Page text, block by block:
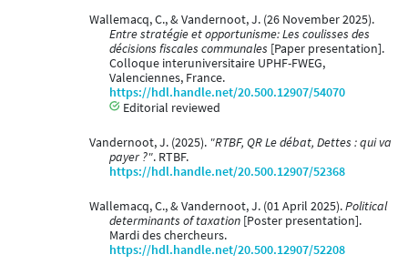
Wallemacq, C., & Vandernoot, J. (26 November 2025).
Entre stratégie et opportunisme: Les coulisses des
décisions fiscales communales [Paper presentation].
Colloque interuniversitaire UPHF-FWEG,
Valenciennes, France.
https://hdl.handle.net/20.500.12907/54070
Editorial reviewed
Vandernoot, J. (2025). "RTBF, QR Le débat, Dettes : qui va
payer ?". RTBF.
https://hdl.handle.net/20.500.12907/52368
Wallemacq, C., & Vandernoot, J. (01 April 2025).Political
determinants of taxation [Poster presentation].
Mardi des chercheurs.
https://hdl.handle.net/20.500.12907/52208